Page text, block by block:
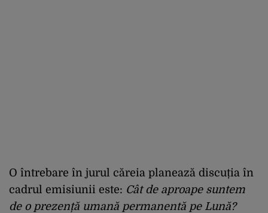
O întrebare în jurul căreia planează discuția în
cadrul emisiunii este: Cât de aproape suntem
de o prezență umană permanentă pe Lună?